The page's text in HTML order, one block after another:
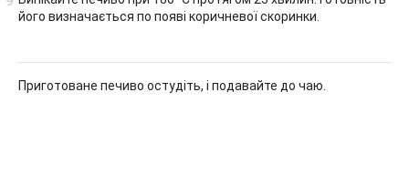
його визначається по появі коричневої скоринки.
Приготоване печиво остудіть, і подавайте до чаю.